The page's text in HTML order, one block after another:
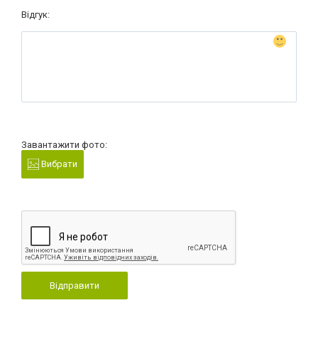
Відгук:
Завантажити фото:
Вибрати
Відправити